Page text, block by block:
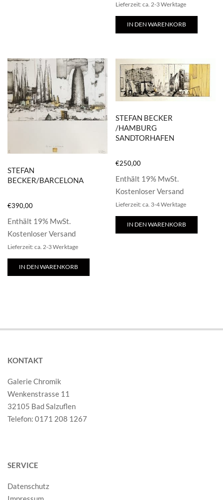
Lieferzeit: ca. 2-3 Werktage
IN DEN WARENKORB
STEFAN
BECKER/BARCELONA
€390,00
Enthält 19% MwSt.
Kostenloser Versand
Lieferzeit: ca. 2-3 Werktage
IN DEN WARENKORB
STEFAN BECKER
/HAMBURG
SANDTORHAFEN
€250,00
Enthält 19% MwSt.
Kostenloser Versand
Lieferzeit: ca. 3-4 Werktage
IN DEN WARENKORB
KONTAKT
Galerie Chromik
Wenkenstrasse 11
32105 Bad Salzuflen
Telefon: 0171 208 1267
SERVICE
Datenschutz